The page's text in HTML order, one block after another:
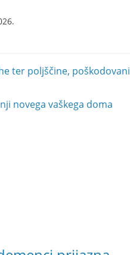
ter poljščine, poškodovani
novega vaškega doma